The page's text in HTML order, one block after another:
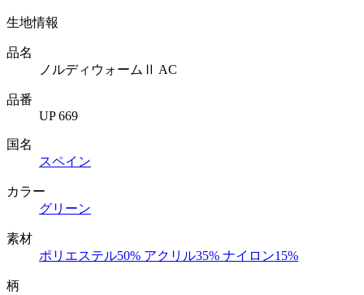
生地情報
品名
ノルディウォームⅡ AC
品番
UP 669
国名
スペイン
カラー
グリーン
素材
ポリエステル50% アクリル35% ナイロン15%
柄